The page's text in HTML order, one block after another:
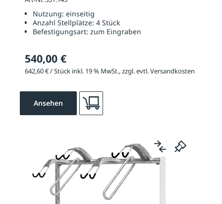
Nutzung: einseitig
Anzahl Stellplätze: 4 Stück
Befestigungsart: zum Eingraben
540,00 €
642,60 € / Stück inkl. 19 % MwSt., zzgl. evtl. Versandkosten
Ansehen